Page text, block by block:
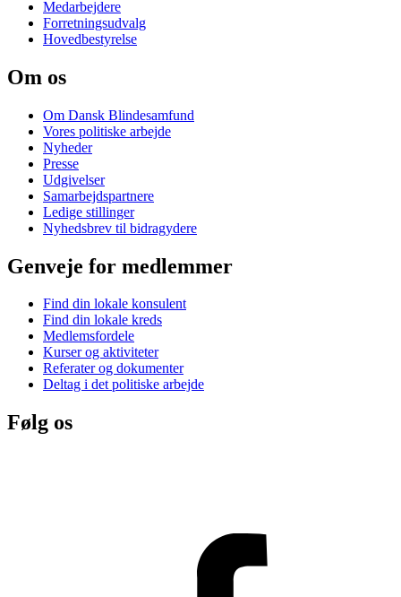
Medarbejdere
Forretningsudvalg
Hovedbestyrelse
Om os
Om Dansk Blindesamfund
Vores politiske arbejde
Nyheder
Presse
Udgivelser
Samarbejdspartnere
Ledige stillinger
Nyhedsbrev til bidragydere
Genveje for medlemmer
Find din lokale konsulent
Find din lokale kreds
Medlemsfordele
Kurser og aktiviteter
Referater og dokumenter
Deltag i det politiske arbejde
Følg os